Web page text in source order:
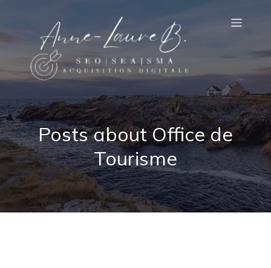
Posts about Office de
Tourisme